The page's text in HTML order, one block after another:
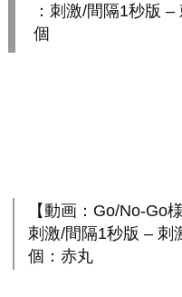
：刺激/間隔1秒版
個
【動画：Go/No-Go
刺激/間隔1秒版 – 刺
個：赤丸